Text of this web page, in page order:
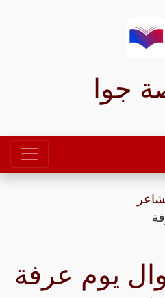
جوا
يوم عرفة